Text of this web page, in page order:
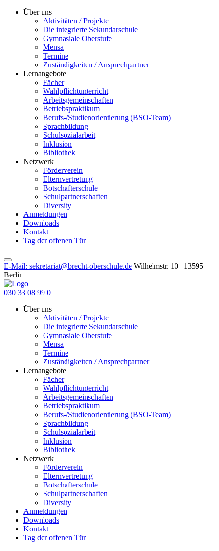
Über uns
Aktivitäten / Projekte
Die integrierte Sekundarschule
Gymnasiale Oberstufe
Mensa
Termine
Zuständigkeiten / Ansprechpartner
Lernangebote
Fächer
Wahlpflichtunterricht
Arbeitsgemeinschaften
Betriebspraktikum
Berufs-/Studienorientierung (BSO-Team)
Sprachbildung
Schulsozialarbeit
Inklusion
Bibliothek
Netzwerk
Förderverein
Elternvertretung
Botschafterschule
Schulpartnerschaften
Diversity
Anmeldungen
Downloads
Kontakt
Tag der offenen Tür
E-Mail: sekretariat@brecht-oberschule.de Wilhelmstr. 10 | 13595
Berlin
030 33 08 99 0
Über uns
Aktivitäten / Projekte
Die integrierte Sekundarschule
Gymnasiale Oberstufe
Mensa
Termine
Zuständigkeiten / Ansprechpartner
Lernangebote
Fächer
Wahlpflichtunterricht
Arbeitsgemeinschaften
Betriebspraktikum
Berufs-/Studienorientierung (BSO-Team)
Sprachbildung
Schulsozialarbeit
Inklusion
Bibliothek
Netzwerk
Förderverein
Elternvertretung
Botschafterschule
Schulpartnerschaften
Diversity
Anmeldungen
Downloads
Kontakt
Tag der offenen Tür